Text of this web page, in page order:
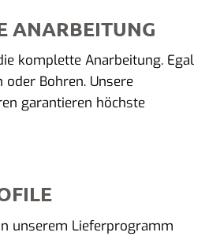
ANARBEITUNG
komplette Anarbeitung. Egal
oder Bohren. Unsere
garantieren höchste
unserem Lieferprogramm